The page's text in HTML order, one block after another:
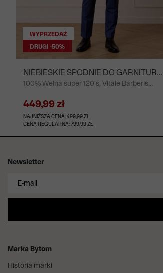
WYPRZEDAŻ
DRUGI -50%
NIEBIESKIE SPODNIE DO GARNITURU -
MIKSUJ I ŁĄCZ
100% Wełna super 120's, Vitale Barberis
449,99 zł
NAJNIŻSZA CENA: 499,99 ZŁ
CENA REGULARNA: 799,99 ZŁ
Marka Bytom
Historia marki
Newsletter